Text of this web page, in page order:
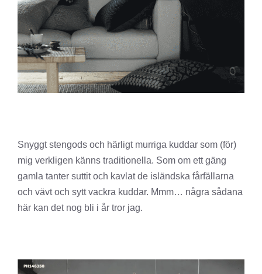
Snyggt stengods och härligt murriga kuddar som (för)
mig verkligen känns traditionella. Som om ett gäng
gamla tanter suttit och kavlat de isländska fårfällarna
och vävt och sytt vackra kuddar. Mmm… några sådana
här kan det nog bli i år tror jag.